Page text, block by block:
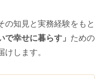
の知見と実務経験をもと
で幸せに暮らす」 ための
します。